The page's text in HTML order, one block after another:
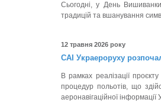
Сьогодні, у День
традицій та вшанування
12 травня 2026 року
САІ Украероруху
В рамках реалізації
процедур польотів, що
аеронавігаційної